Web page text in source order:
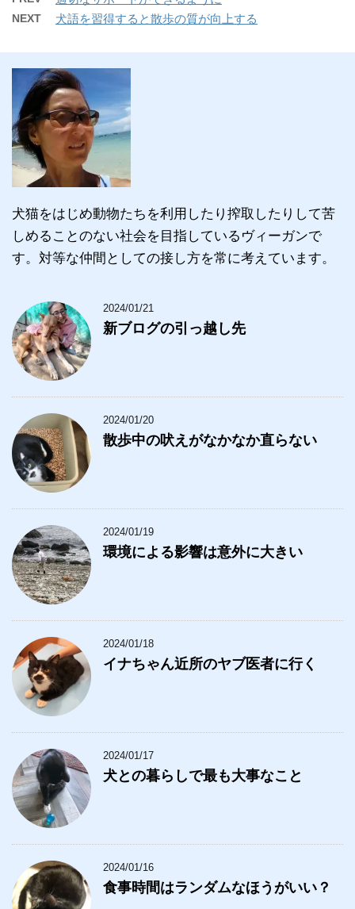
NEXT 犬語を習得すると散歩の質が向上する
犬猫をはじめ動物たちを利用したり搾取したりして苦
しめることのない社会を目指しているヴィーガンで
す。対等な仲間としての接し方を常に考えています。
2024/01/21
新ブログの引っ越し先
2024/01/20
散歩中の吠えがなかなか直らない
2024/01/19
環境による影響は意外に大きい
2024/01/18
イナちゃん近所のヤブ医者に行く
2024/01/17
犬との暮らしで最も大事なこと
2024/01/16
食事時間はランダムなほうがいい？